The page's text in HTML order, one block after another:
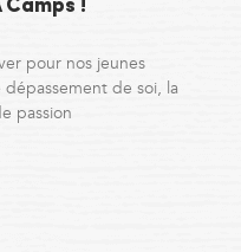
!
pour nos jeunes
de soi, la
passion